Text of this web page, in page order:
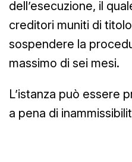
dell’esecuzione, il
creditori muniti di
sospendere la
massimo di sei mesi.
L’istanza può essere
a pena di